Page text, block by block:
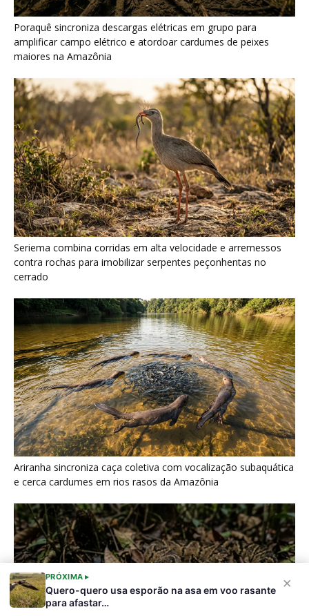
×
PRÓXIMA ▸
Quero-quero usa esporão na asa em voo rasante
para afastar…
Seriema combina corridas em alta velocidade e arremessos
contra rochas para imobilizar serpentes peçonhentas no
cerrado
Ariranha sincroniza caça coletiva com vocalização subaquática
e cerca cardumes em rios rasos da Amazônia
Surucucu detecta calor pela fosseta loreal e prepara ataque de
emboscada no escuro da floresta
Últimas noticias
“Cuidar do rio é cuidar da comida”: por que a
ciência...